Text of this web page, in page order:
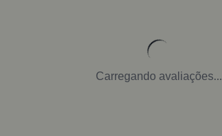
Carregando avaliações...